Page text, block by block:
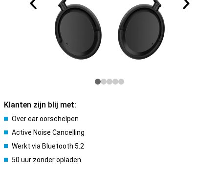
Klanten zijn blij met:
Over ear oorschelpen
Active Noise Cancelling
Werkt via Bluetooth 5.2
50 uur zonder opladen